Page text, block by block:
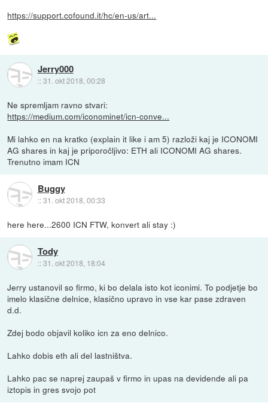
https://support.cofound.it/hc/en-us/art...
Jerry000
::31. okt 2018, 00:28
Ne spremljam ravno stvari:
https://medium.com/iconominet/icn-conve...
Mi lahko en na kratko (explain it like i am 5) razloži kaj je ICONOMI
AG shares in kaj je priporočljivo: ETH ali ICONOMI AG shares.
Trenutno imam ICN
Buggy
::31. okt 2018, 00:33
here here...2600 ICN FTW, konvert ali stay :)
Tody
::31. okt 2018, 18:04
Jerry ustanovil so firmo, ki bo delala isto kot iconimi. To podjetje bo
imelo klasične delnice, klasično upravo in vse kar pase zdraven
d.d.
Zdej bodo objavil koliko icn za eno delnico.
Lahko dobis eth ali del lastništva.
Lahko pac se naprej zaupaš v firmo in upas na devidende ali pa
iztopis in gres svojo pot